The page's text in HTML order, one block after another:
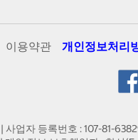
이용약관 개인정보처리
업자 등록번호 : 107-81-